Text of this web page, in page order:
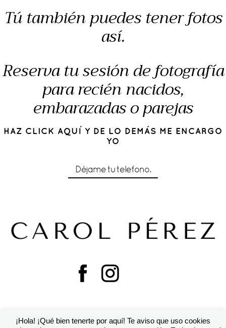
Tú también puedes tener fotos
así.
Reserva tu sesión de fotografía
para recién nacidos,
embarazadas o parejas
HAZ CLICK AQUÍ Y DE LO DEMÁS ME ENCARGO
YO
Déjame tu telefono.
© 2016 Cárol Pérez | Diseño deSusana Torralbo | ProPhoto
¡Hola! ¡Qué bien tenerte por aquí! Te aviso que uso cookies